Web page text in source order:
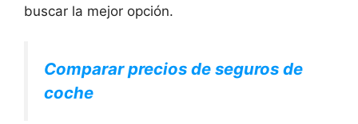
buscar la mejor opción.
Comparar precios de seguros de
coche